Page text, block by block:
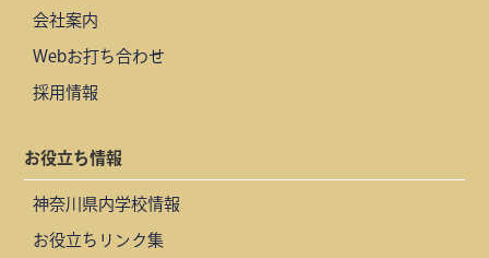
会社案内
Webお打ち合わせ
採用情報
お役立ち情報
神奈川県内学校情報
お役立ちリンク集